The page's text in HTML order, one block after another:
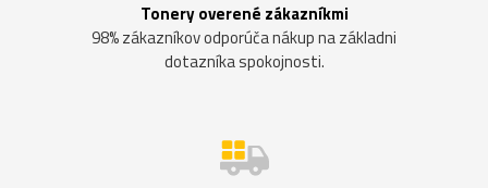
Tonery overené zákazníkmi
98% zákazníkov odporúča nákup na základni
dotazníka spokojnosti.